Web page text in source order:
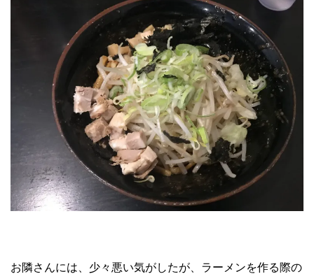
お隣さんには、少々悪い気がしたが、ラーメンを作る際の